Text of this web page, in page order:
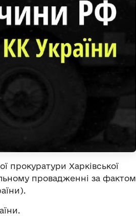
прокуратури Харківської
провадженні за фактом